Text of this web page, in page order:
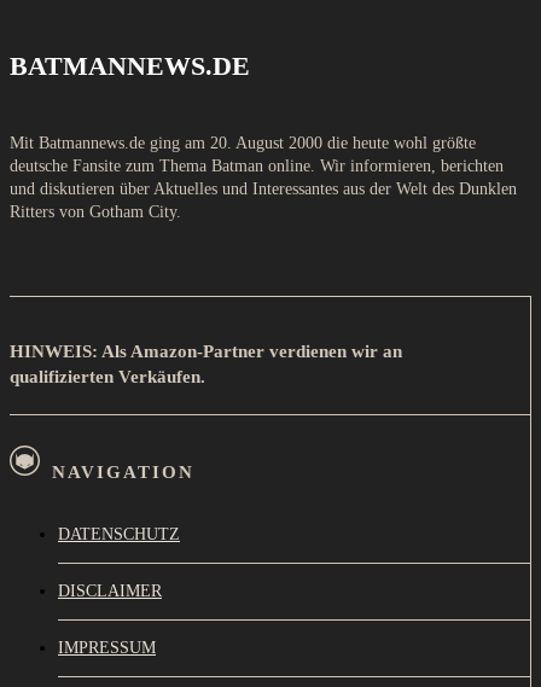
BATMANNEWS.DE
Mit Batmannews.de ging am 20. August 2000 die heute wohl größte
deutsche Fansite zum Thema Batman online. Wir informieren, berichten
und diskutieren über Aktuelles und Interessantes aus der Welt des Dunklen
Ritters von Gotham City.
HINWEIS: Als Amazon-Partner verdienen wir an
qualifizierten Verkäufen.
NAVIGATION
DATENSCHUTZ
DISCLAIMER
IMPRESSUM